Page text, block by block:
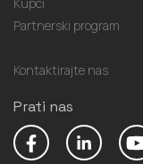
Partnerski program
Kontaktirajte nas
Prati nas